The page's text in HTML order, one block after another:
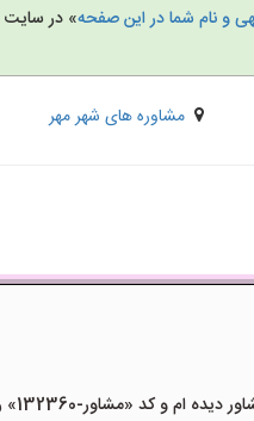
و نام شما در این صفحه» در سایت
مشاوره های شهر مهر
132360» را اعلام کنید»